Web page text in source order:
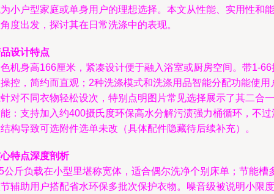
小户型家庭或单身用户的理想选择。本文从性能、实用性和能
度出发，探讨其在日常洗涤中的表现。
设计特点
机身高166厘米，紧凑设计便于融入浴室或厨房空间。带1-66
控，简约而直观；2种洗涤模式和洗涤用品智能分配功能使用
对不同衣物轻松设次，特别点明图片常见选择展示了其二合一
：支持加入约400摄氏度环保高水分解污渍强力桶循环，不过
构导致可选附件选单未改（具体配件隐藏待后续补充）。
特点深度剖析
公斤负载在小型里堪称宽体，适合偶尔洗净个别床单；节能槽
辅助用户搭配省水环保多批次保护衣物。噪音级被说明小限度